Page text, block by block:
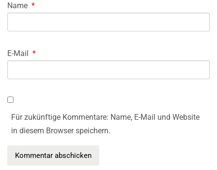
Name *
E-Mail *
Für zukünftige Kommentare: Name, E-Mail und Website
in diesem Browser speichern.